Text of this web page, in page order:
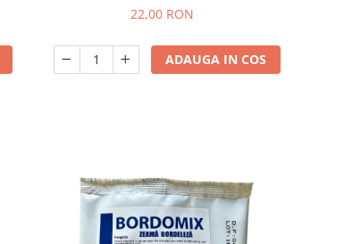
22,00 RON
ADAUGA IN COS